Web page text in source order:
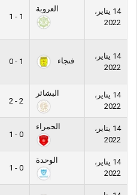
14 يناير،
2022
العروبة
1 - 1
14 يناير،
2022
فنجاء 1 - 0
14 يناير،
2022
البشائر
2 - 2
14 يناير،
2022
الحمراء
0 - 1
14 يناير،
2022
الوحدة
0 - 1